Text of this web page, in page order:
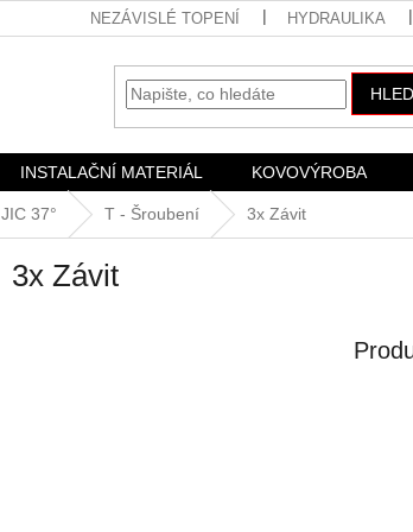
NEZÁVISLÉ TOPENÍ HYDRAULIKA
INSTALAČNÍ MATERIÁL KOVOVÝROBA
JIC 37° T - Šroubení 3x Závit
3x Závit